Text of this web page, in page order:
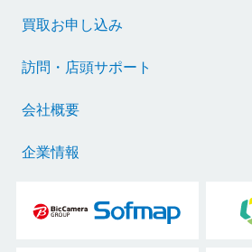
買取お申し込み
訪問・店頭サポート
会社概要
企業情報